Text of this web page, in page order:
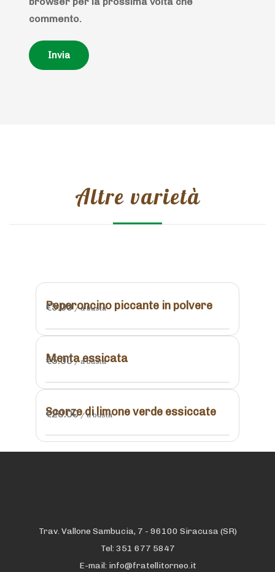
commento.
Altre varietà
Peperoncino piccante in polvere
€5.00/ a busta
Menta essicata
€5.00/ a busta
Scorze di limone verde essiccate
€20.00/ a busta
Trav. Vallone Sambucia, 7 - 96100 Siracusa (SR)
Tel: 351 677 5847
E-mail: info@fratellitorneo.it